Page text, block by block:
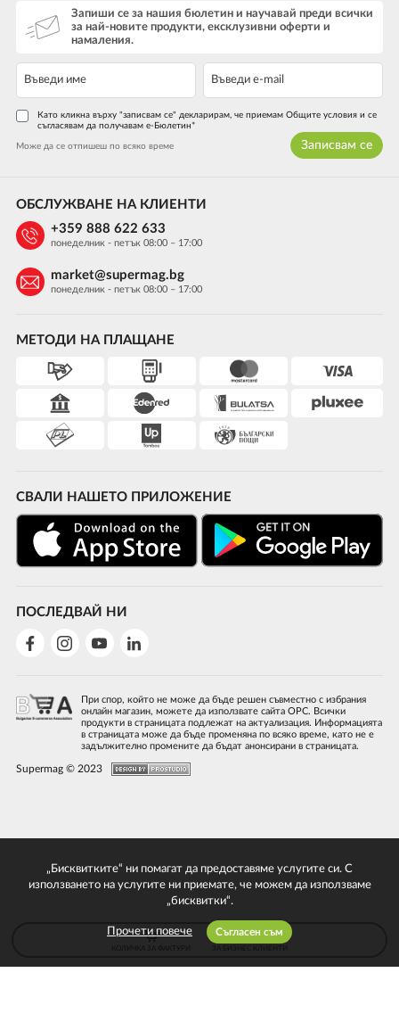
Запиши се за нашия бюлетин и научавай преди всички
за най-новите продукти, ексклузивни оферти и
намаления.
Като кликна върху "записвам се" декларирам, че приемам Общите условия и се
съгласявам да получавам е-Бюлетин*
Може да се отпишеш по всяко време Записвам се
МЕТОДИ НА ПЛАЩАНЕ
СВАЛИ НАШЕТО ПРИЛОЖЕНИЕ
ПОСЛЕДВАЙ НИ
ОБСЛУЖВАНЕ НА КЛИЕНТИ
+359 888 622 633
понеделник - петък 08:00 – 17:00
market@supermag.bg
понеделник - петък 08:00 – 17:00
При спор, който не може да бъде решен съвместно с избрания
онлайн магазин, можете да използвате сайта ОРС. Всички
продукти в страницата подлежат на актуализация. Информацията
в страницата може да бъде променяна по всяко време, като не е
задължително промените да бъдат анонсирани в страницата.
Supermag © 2023
„Бисквитките“ ни помагат да предоставяме услугите си. С
използването на услугите ни приемате, че можем да използваме
„бисквитки“.
Прочети повече Съгласен съм